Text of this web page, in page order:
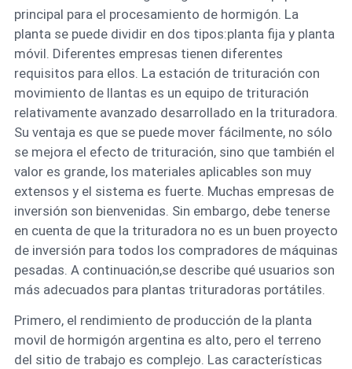
principal para el procesamiento de hormigón. La
planta se puede dividir en dos tipos:planta fija y planta
móvil. Diferentes empresas tienen diferentes
requisitos para ellos. La estación de trituración con
movimiento de llantas es un equipo de trituración
relativamente avanzado desarrollado en la trituradora.
Su ventaja es que se puede mover fácilmente, no sólo
se mejora el efecto de trituración, sino que también el
valor es grande, los materiales aplicables son muy
extensos y el sistema es fuerte. Muchas empresas de
inversión son bienvenidas. Sin embargo, debe tenerse
en cuenta de que la trituradora no es un buen proyecto
de inversión para todos los compradores de máquinas
pesadas. A continuación,se describe qué usuarios son
más adecuados para plantas trituradoras portátiles.
Primero, el rendimiento de producción de la planta
movil de hormigón argentina es alto, pero el terreno
del sitio de trabajo es complejo. Las características